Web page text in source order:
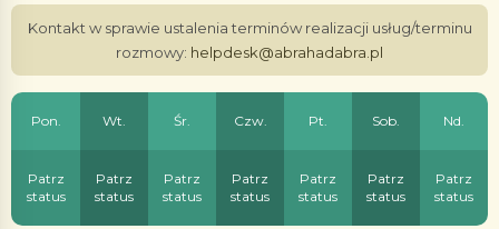
Kontakt w sprawie ustalenia terminów realizacji usług/terminu
rozmowy: helpdesk@abrahadabra.pl
Pon. Wt. Śr. Czw. Pt. Sob. Nd.
Patrz
status
Patrz
status
Patrz
status
Patrz
status
Patrz
status
Patrz
status
Patrz
status